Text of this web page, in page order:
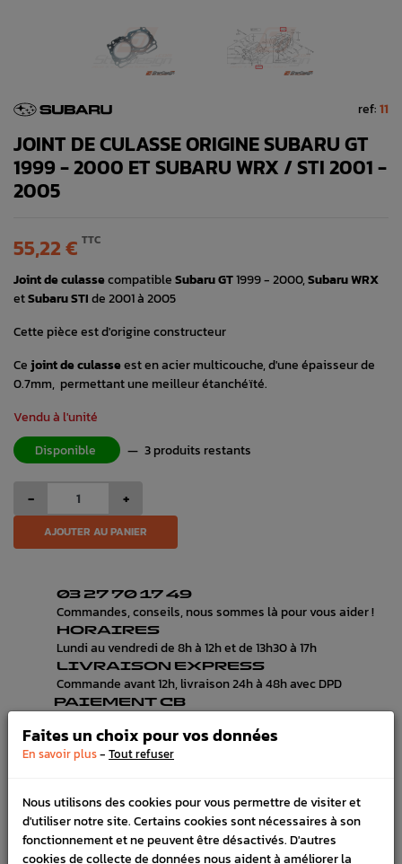
ref:11
JOINT DE CULASSE ORIGINE SUBARU GT
1999 - 2000 ET SUBARU WRX / STI 2001 -
2005
55,22 € TTC
Joint de culassecompatibleSubaru GT1999 - 2000,Subaru WRX
etSubaru STIde 2001 à 2005
Cette pièce est d'origine constructeur
Ce joint de culasseest en acier multicouche, d'une épaisseur de
0.7mm, permettant une meilleur étanchéïté.
Vendu à l'unité
Disponible
— 3 produits restants
- +
AJOUTER AU PANIER
03 27 70 17 49
Commandes, conseils, nous sommes là pour vous aider !
HORAIRES
Lundi au vendredi de 8h à 12h et de 13h30 à 17h
LIVRAISON EXPRESS
Commande avant 12h, livraison 24h à 48h avec DPD
PAIEMENT CB
commande
DESCRIPTION
DÉTAILS DU PRODUIT
Faites un choix pour vos données
En savoir plus- Tout refuser
Nous utilisons des cookies pour vous permettre de visiter et
d'utiliser notre site. Certains cookies sont nécessaires à son
fonctionnement et ne peuvent être désactivés. D'autres
cookies de collecte de données nous aident à améliorer la